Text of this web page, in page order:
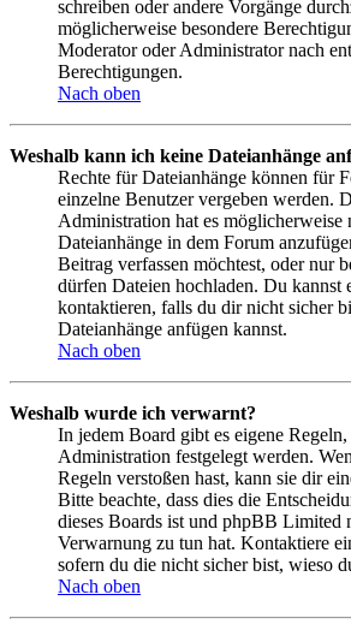
schreiben oder andere Vorgänge
möglicherweise besondere
Moderator oder Administrator nach
Berechtigungen.
Nach oben
Weshalb kann ich keine Dateianhänge
Rechte für Dateianhänge können für
einzelne Benutzer vergeben werden.
Administration hat es möglicherweise
Dateianhänge in dem Forum
Beitrag verfassen möchtest, oder nur
dürfen Dateien hochladen. Du kannst
kontaktieren, falls du dir nicht sicher
Dateianhänge anfügen kannst.
Nach oben
Weshalb wurde ich verwarnt?
In jedem Board gibt es eigene
Administration festgelegt werden.
Regeln verstoßen hast, kann sie dir
Bitte beachte, dass dies die
dieses Boards ist und phpBB Limited
Verwarnung zu tun hat. Kontaktiere
sofern du die nicht sicher bist, wieso
Nach oben